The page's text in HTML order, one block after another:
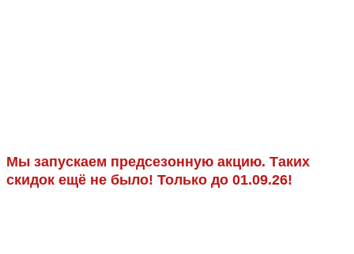
Мы запускаем предсезонную акцию. Таких
скидок ещё не было! Только до 01.09.26!